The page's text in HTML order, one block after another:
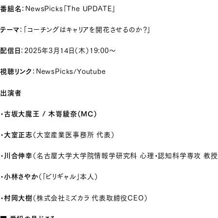
番組名：NewsPicks「The UPDATE」
テーマ：「コーチングはキャリアを開花させるのか？」
配信日：2025年3月14日（木）19:00～
視聴リンク： NewsPicks/Youtube
出演者
・古坂大魔王 / 木嵜綾奈（MC）
・大室正志（大室産業医事務所 代表）
・川合伸幸（名古屋大学大学院情報学研究科 心理・認知科学専攻 教授
・小林さやか（「ビリギャル」本人）
・村岡大樹（株式会社ミズカラ 代表取締役CEO）